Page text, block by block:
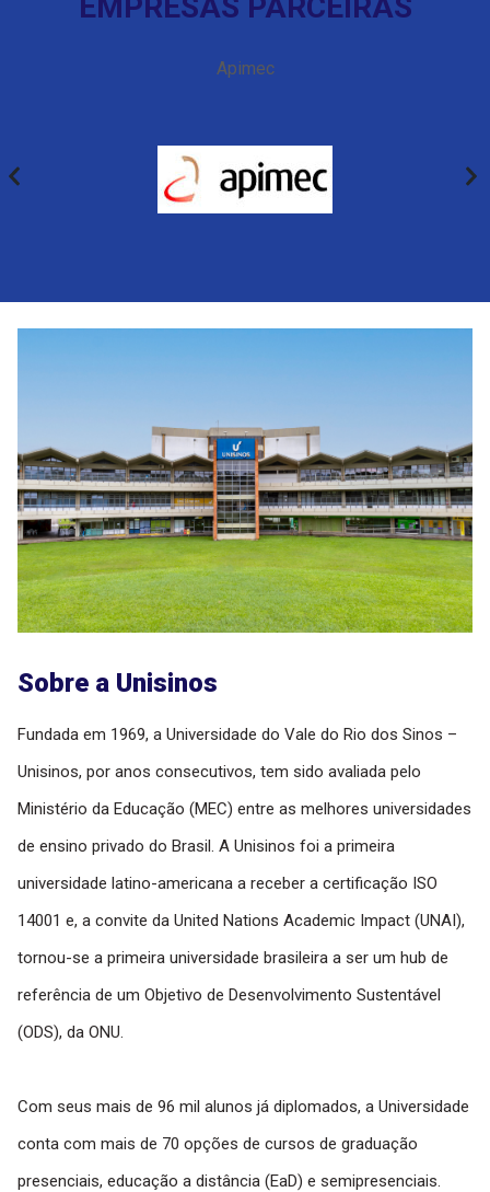
EMPRESAS PARCEIRAS
Apimec
Sobre a Unisinos
Fundada em 1969, a Universidade do Vale do Rio dos Sinos –
Unisinos, por anos consecutivos, tem sido avaliada pelo
Ministério da Educação (MEC) entre as melhores universidades
de ensino privado do Brasil. A Unisinos foi a primeira
universidade latino-americana a receber a certificação ISO
14001 e, a convite da United Nations Academic Impact (UNAI),
tornou-se a primeira universidade brasileira a ser um hub de
referência de um Objetivo de Desenvolvimento Sustentável
(ODS), da ONU.
Com seus mais de 96 mil alunos já diplomados, a Universidade
conta com mais de 70 opções de cursos de graduação
presenciais, educação a distância (EaD) e semipresenciais.